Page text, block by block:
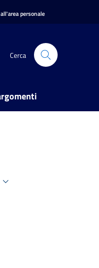
personale
Cerca